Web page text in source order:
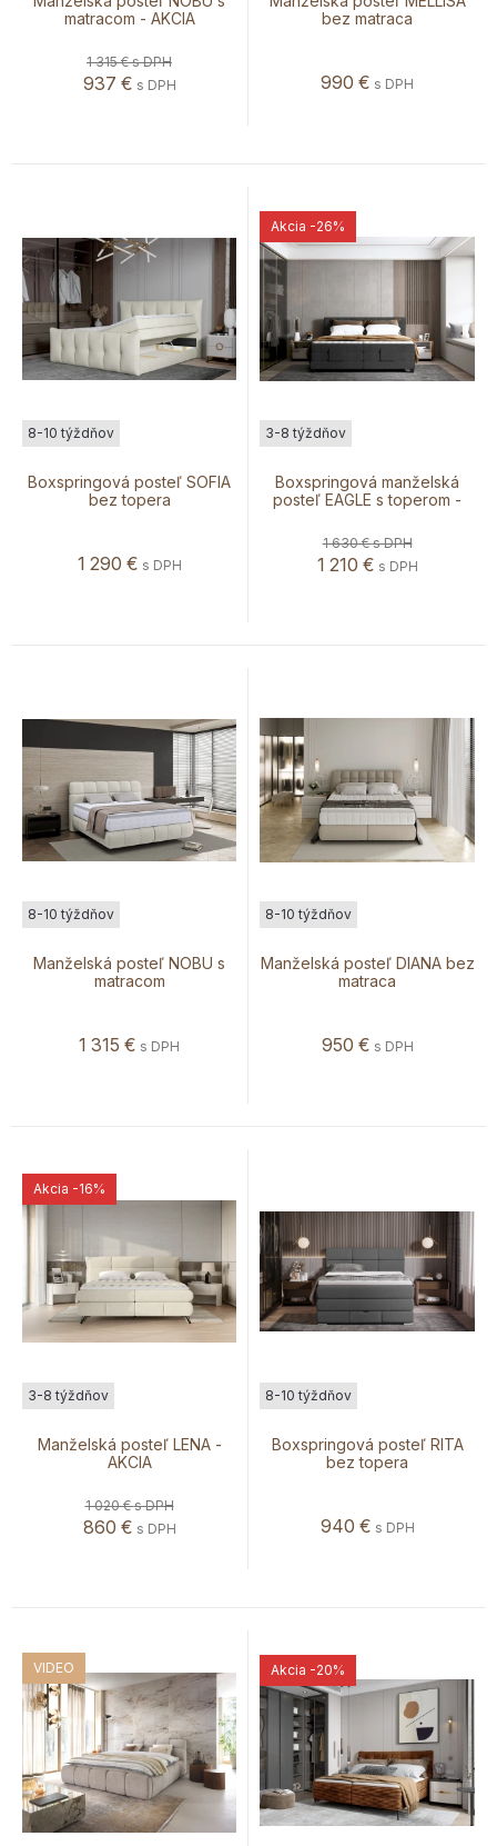
matracom - AKCIA
1 315 €s DPH
937 € s DPH
bez matraca
990 € s DPH
Boxspringová posteľ SOFIA
bez topera
8-10 týždňov
1 290 € s DPH
Boxspringová manželská
posteľ EAGLE s toperom -
Akcia -26%
3-8 týždňov
1 630 €s DPH
1 210 € s DPH
Manželská posteľ NOBU s
matracom
8-10 týždňov
1 315 € s DPH
Manželská posteľ DIANA bez
matraca
8-10 týždňov
950 € s DPH
Manželská posteľ LENA -
AKCIA
Akcia -16%
3-8 týždňov
1 020 €s DPH
860 € s DPH
Boxspringová posteľ RITA
bez topera
8-10 týždňov
940 € s DPH
VIDEO Akcia -20%